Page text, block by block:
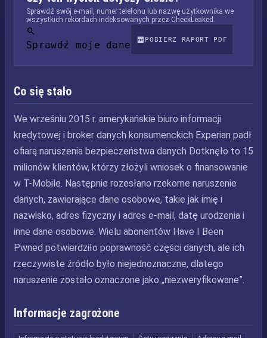
Sprawdź swój e-mail, numer telefonu lub nazwę użytkownika we
wszystkich rekordach indeksowanych przez CheckLeaked.
Sprawdź moje dane POBIERZ RAPORT PDF
Co się stało
We wrześniu 2015 r. amerykańskie biuro informacji
kredytowej i broker danych konsumenckich Experian padł
ofiarą naruszenia bezpieczeństwa danych Dotknęło to 15
milionów klientów, którzy złożyli wniosek o finansowanie
w T-Mobile. Następnie rozesłano rzekome naruszenie
danych, zawierające dane osobowe, takie jak imię i
nazwisko, adres fizyczny i adres e-mail, datę urodzenia i
inne dane osobowe. Wielu abonentów Have I Been
Pwned potwierdziło poprawność części danych, ale ich
rzeczywiste źródło było niejednoznaczne, dlatego
naruszenie zostało oznaczone jako „niezweryfikowane”.
Informacje zagrożone